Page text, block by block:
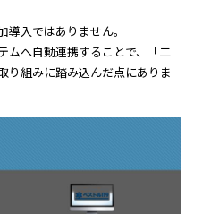
入ではありません。
ムへ自動連携することで、「二
り組みに踏み込んだ点にありま